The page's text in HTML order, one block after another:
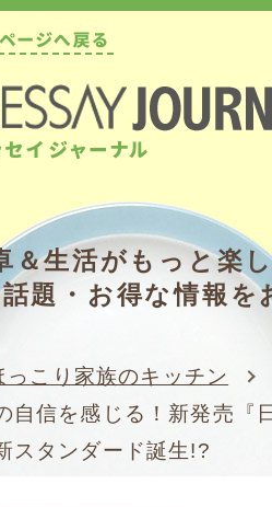
＆生活がもっと楽
題・お得な情報を
っこり家族のキッチン
自信を感じる！新発売『
スタンダード誕生!?